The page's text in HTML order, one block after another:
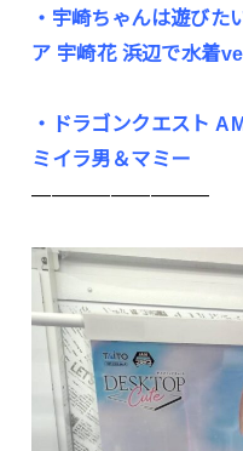
・宇崎ちゃんは遊び
ア 宇崎花 浜辺で水着
・ドラゴンクエスト
ミイラ男＆マミー
—————————